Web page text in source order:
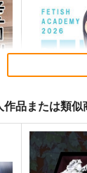
品または類似